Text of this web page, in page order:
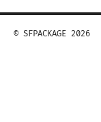
© SFPACKAGE 2026